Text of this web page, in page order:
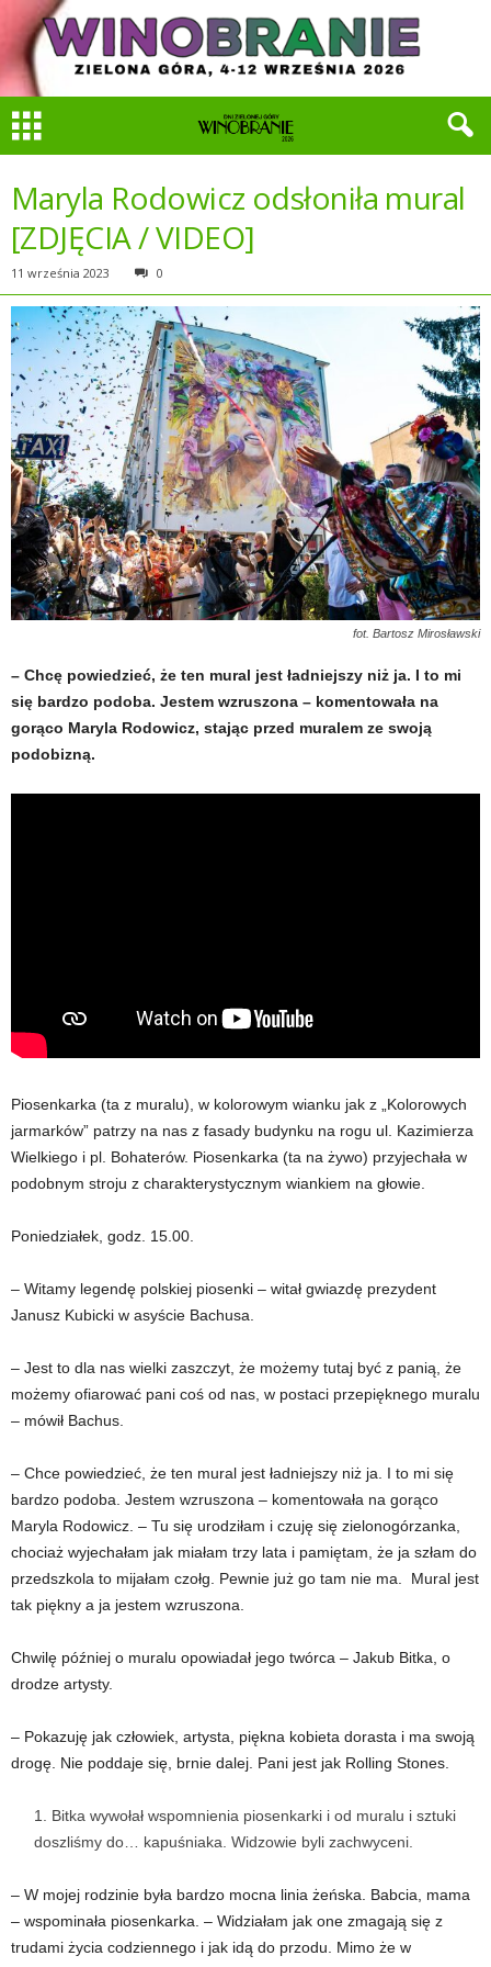
Maryla Rodowicz odsłoniła mural
[ZDJĘCIA / VIDEO]
11 września 2023 0
fot. Bartosz Mirosławski
– Chcę powiedzieć, że ten mural jest ładniejszy niż ja. I to mi
się bardzo podoba. Jestem wzruszona – komentowała na
gorąco Maryla Rodowicz, stając przed muralem ze swoją
podobizną.
Piosenkarka (ta z muralu), w kolorowym wianku jak z „Kolorowych
jarmarków” patrzy na nas z fasady budynku na rogu ul. Kazimierza
Wielkiego i pl. Bohaterów. Piosenkarka (ta na żywo) przyjechała w
podobnym stroju z charakterystycznym wiankiem na głowie.
Poniedziałek, godz. 15.00.
– Witamy legendę polskiej piosenki – witał gwiazdę prezydent
Janusz Kubicki w asyście Bachusa.
– Jest to dla nas wielki zaszczyt, że możemy tutaj być z panią, że
możemy ofiarować pani coś od nas, w postaci przepięknego muralu
– mówił Bachus.
– Chce powiedzieć, że ten mural jest ładniejszy niż ja. I to mi się
bardzo podoba. Jestem wzruszona – komentowała na gorąco
Maryla Rodowicz. – Tu się urodziłam i czuję się zielonogórzanka,
chociaż wyjechałam jak miałam trzy lata i pamiętam, że ja szłam do
przedszkola to mijałam czołg. Pewnie już go tam nie ma. Mural jest
tak piękny a ja jestem wzruszona.
Chwilę później o muralu opowiadał jego twórca – Jakub Bitka, o
drodze artysty.
– Pokazuję jak człowiek, artysta, piękna kobieta dorasta i ma swoją
drogę. Nie poddaje się, brnie dalej. Pani jest jak Rolling Stones.
Bitka wywołał wspomnienia piosenkarki i od muralu i sztuki
doszliśmy do… kapuśniaka. Widzowie byli zachwyceni.
– W mojej rodzinie była bardzo mocna linia żeńska. Babcia, mama
– wspominała piosenkarka. – Widziałam jak one zmagają się z
trudami życia codziennego i jak idą do przodu. Mimo że w